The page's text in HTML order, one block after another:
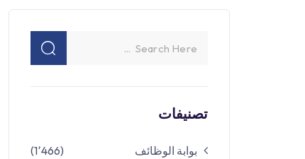
تصنيفات
بوابة الوظائف (1٬466)